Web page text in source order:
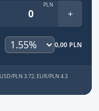
PLN
+
0,00 PLN
PLN 3.72, EUR/PLN 4.3